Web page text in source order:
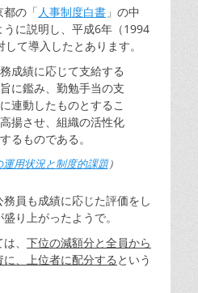
の「人事制度白書 」の中
うに説明し、平成6年（1994
て導入したとあります。
成績に応じて支給する
に鑑み、勤勉手当の支
連動したものとするこ
揚させ、組織の活性化
るものである。
用状況と制度的課題）
員も成績に応じた評価をし
り上がったようで。
、 下位の減額分と全員から
、上位者に配分する という